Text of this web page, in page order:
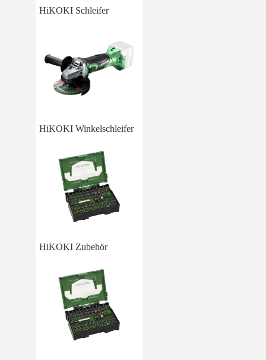
HiKOKI Schleifer
HiKOKI Winkelschleifer
HiKOKI Zubehör